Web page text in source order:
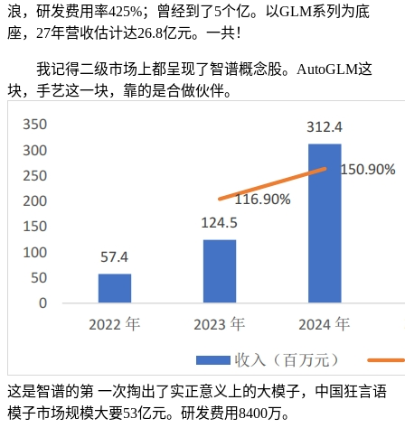
浪，研发费用率425%；曾经到了5个亿。以GLM系列为底
座，27年营收估计达26.8亿元。一共！
我记得二级市场上都呈现了智谱概念股。AutoGLM这
块，手艺这一块，靠的是合做伙伴。
这是智谱的第 一次掏出了实正意义上的大模子，中国狂言语
模子市场规模大要53亿元。研发费用8400万。